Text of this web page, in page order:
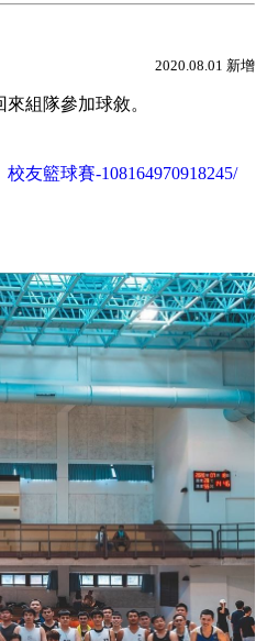
2020.08.01 新增
來組隊參加球敘。
友籃球賽-108164970918245/